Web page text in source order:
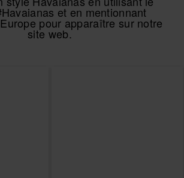
et en mentionnant
pour apparaître sur notre
site web.